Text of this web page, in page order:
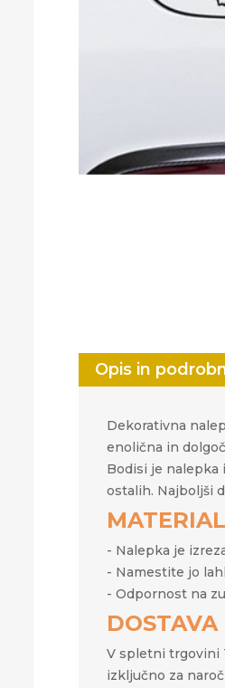
Opis in
Dekorativna
enolična in
Bodisi je nalepka
ostalih. Najboljši
- Nalepka je
- Namestite jo
- Odpornost na
V spletni trgovini
izključno za